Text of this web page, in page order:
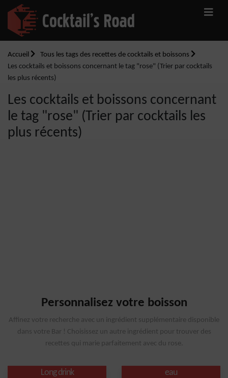
Accueil
Tous les tags des recettes de cocktails et boissons
Les cocktails et boissons concernant le tag "rose" (Trier par cocktails
les plus récents)
Les cocktails et boissons concernant
le tag "rose" (Trier par cocktails les
plus récents)
Personnalisez votre boisson
Affinez votre recherche avec un ingrédient supplémentaire disponible
dans votre Bar ! Choisissez un autre ingrédient pour trouver des
recettes qui marie parfaitement avec du rose.
Long drink eau